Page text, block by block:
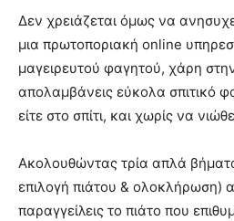
Δεν χρειάζεται όμως να
μια πρωτοποριακή online
μαγειρευτού φαγητού, χάρη
απολαμβάνεις εύκολα σπιτικό
είτε στο σπίτι, και χωρίς να
Ακολουθώντας τρία απλά
επιλογή πιάτου & ολοκλήρωση)
παραγγείλεις το πιάτο που